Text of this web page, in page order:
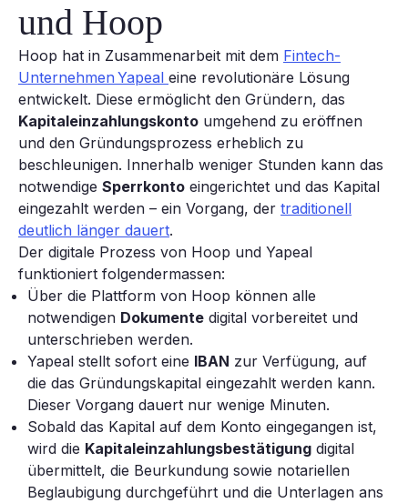
und Hoop
Hoop hat in Zusammenarbeit mit dem Fintech-
Unternehmen Yapeal eine revolutionäre Lösung
entwickelt. Diese ermöglicht den Gründern, das
Kapitaleinzahlungskonto umgehend zu eröffnen
und den Gründungsprozess erheblich zu
beschleunigen. Innerhalb weniger Stunden kann das
notwendige Sperrkonto eingerichtet und das Kapital
eingezahlt werden – ein Vorgang, der traditionell
deutlich länger dauert.
Der digitale Prozess von Hoop und Yapeal
funktioniert folgendermassen:
Über die Plattform von Hoop können alle
notwendigen Dokumente digital vorbereitet und
unterschrieben werden.
Yapeal stellt sofort eine IBAN zur Verfügung, auf
die das Gründungskapital eingezahlt werden kann.
Dieser Vorgang dauert nur wenige Minuten.
Sobald das Kapital auf dem Konto eingegangen ist,
wird die Kapitaleinzahlungsbestätigung digital
übermittelt, die Beurkundung sowie notariellen
Beglaubigung durchgeführt und die Unterlagen ans